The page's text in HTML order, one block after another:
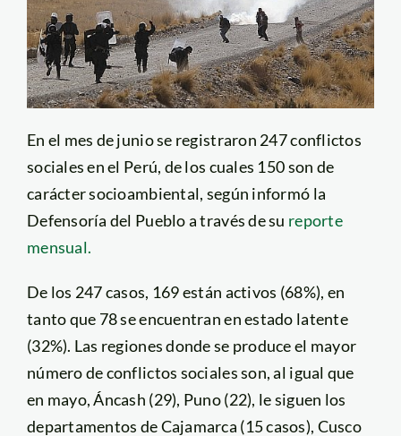
En el mes de junio se registraron 247 conflictos
sociales en el Perú, de los cuales 150 son de
carácter socioambiental, según informó la
Defensoría del Pueblo a través de su reporte
mensual.
De los 247 casos, 169 están activos (68%), en
tanto que 78 se encuentran en estado latente
(32%). Las regiones donde se produce el mayor
número de conflictos sociales son, al igual que
en mayo, Áncash (29), Puno (22), le siguen los
departamentos de Cajamarca (15 casos), Cusco